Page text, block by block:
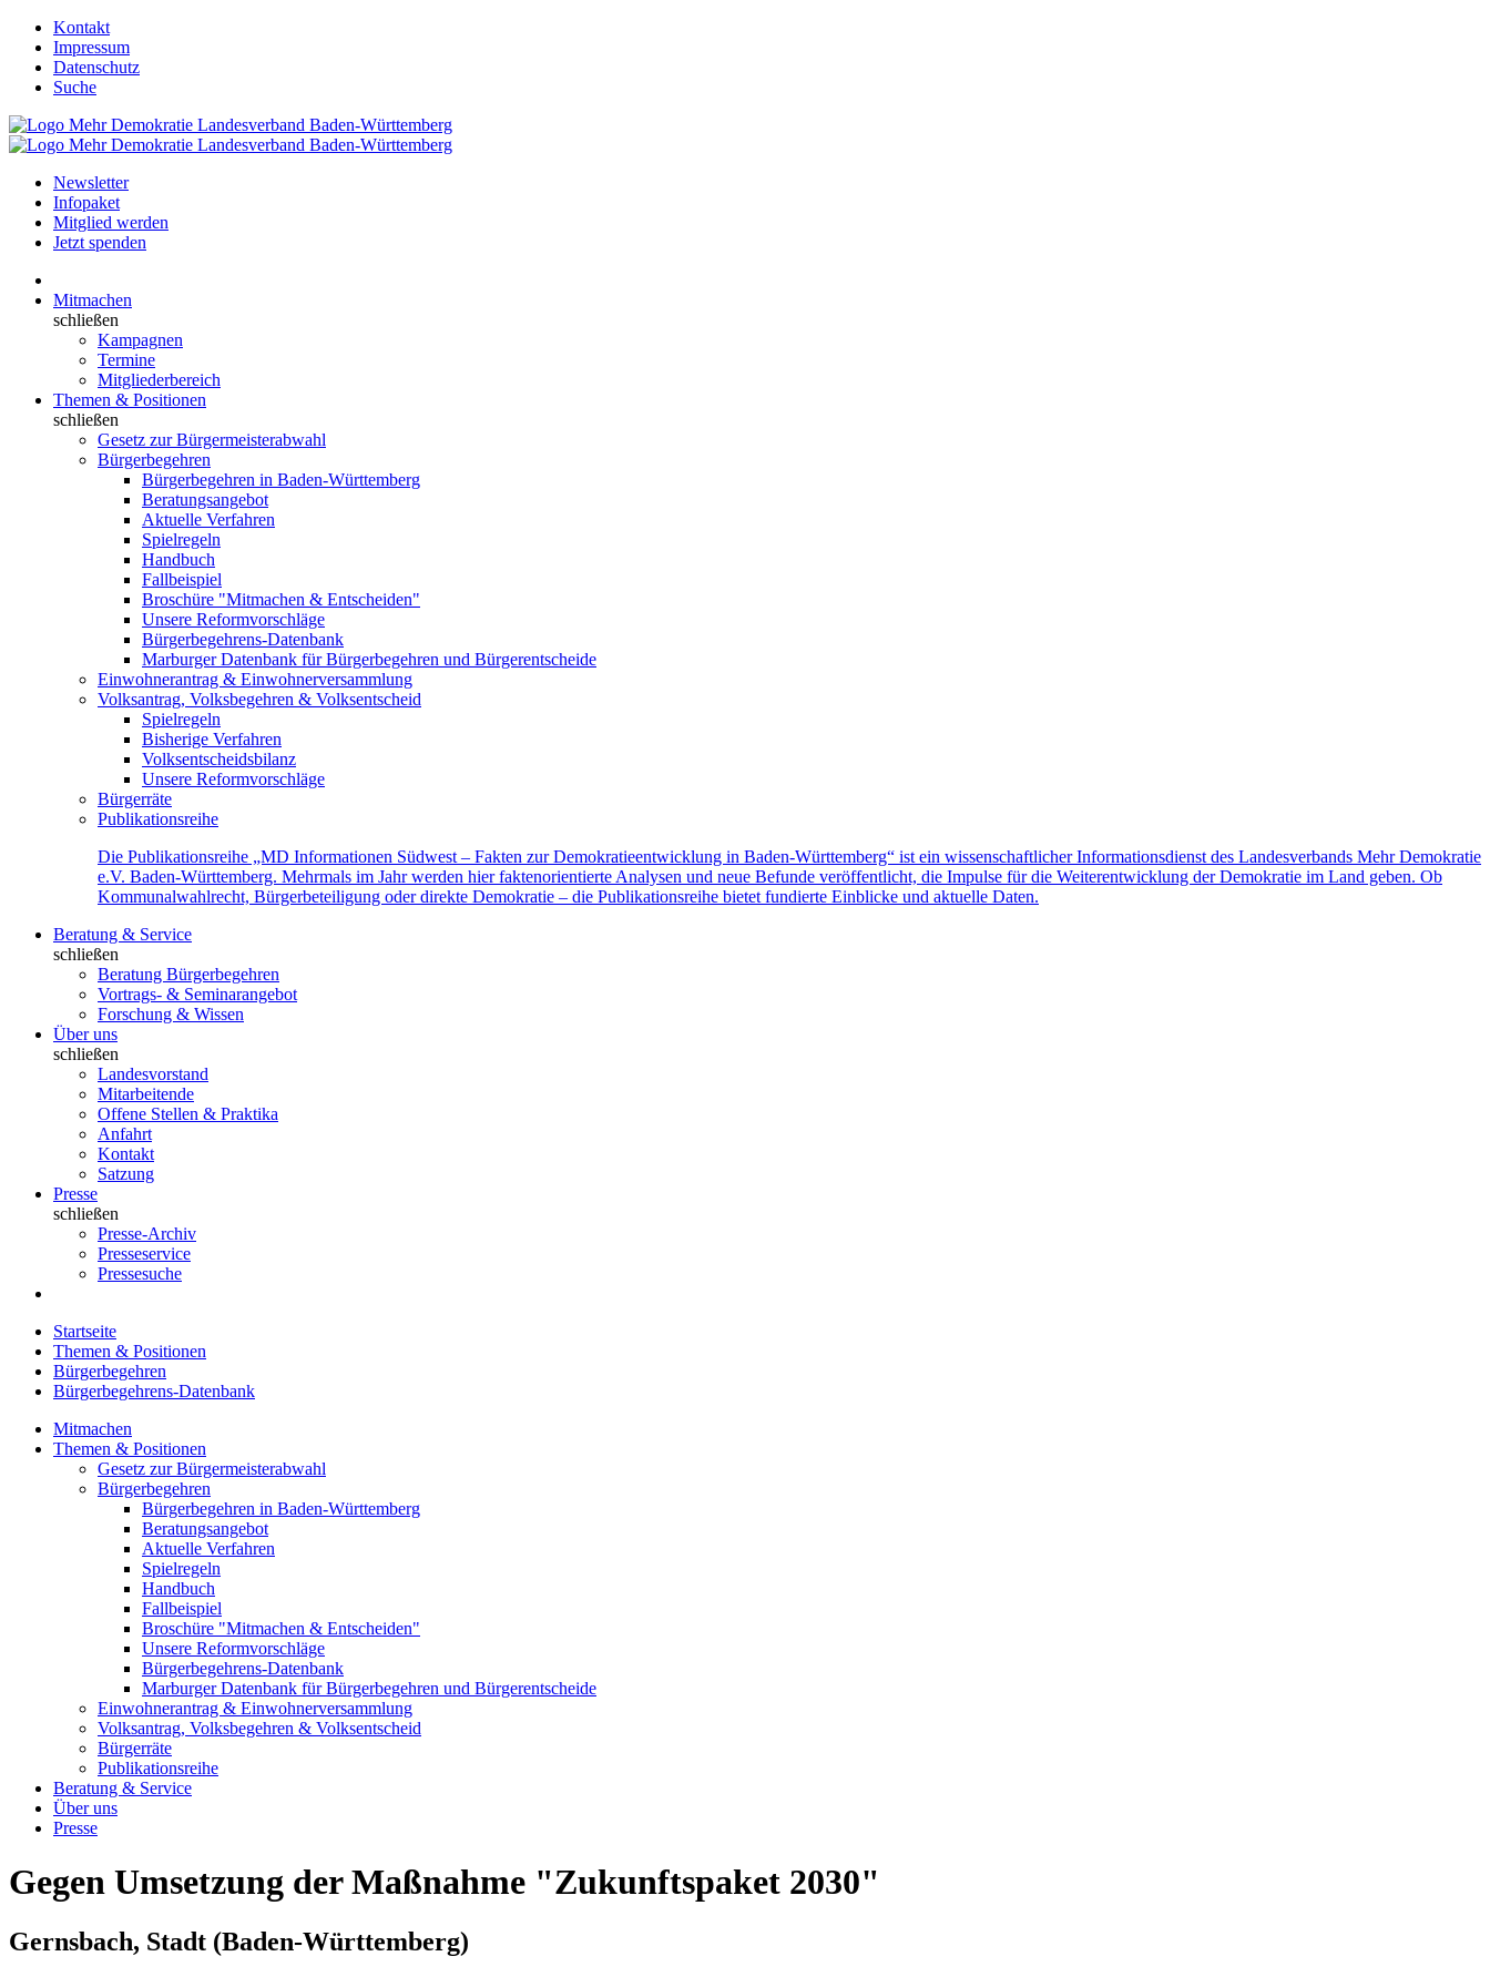
Kontakt
Impressum
Datenschutz
Suche
Newsletter
Infopaket
Mitglied werden
Jetzt spenden
Mitmachen
schließen
Kampagnen
Termine
Mitgliederbereich
Themen & Positionen
schließen
Gesetz zur Bürgermeisterabwahl
Bürgerbegehren
Bürgerbegehren in Baden-Württemberg
Beratungsangebot
Aktuelle Verfahren
Spielregeln
Handbuch
Fallbeispiel
Broschüre "Mitmachen & Entscheiden"
Unsere Reformvorschläge
Bürgerbegehrens-Datenbank
Marburger Datenbank für Bürgerbegehren und Bürgerentscheide
Einwohnerantrag & Einwohnerversammlung
Volksantrag, Volksbegehren & Volksentscheid
Spielregeln
Bisherige Verfahren
Volksentscheidsbilanz
Unsere Reformvorschläge
Bürgerräte
Publikationsreihe
Die Publikationsreihe „MD Informationen Südwest – Fakten zur Demokratieentwicklung in Baden-Württemberg“ ist ein wissenschaftlicher Informationsdienst des Landesverbands Mehr Demokratie
e.V. Baden-Württemberg. Mehrmals im Jahr werden hier faktenorientierte Analysen und neue Befunde veröffentlicht, die Impulse für die Weiterentwicklung der Demokratie im Land geben. Ob
Kommunalwahlrecht, Bürgerbeteiligung oder direkte Demokratie – die Publikationsreihe bietet fundierte Einblicke und aktuelle Daten.
Beratung & Service
schließen
Beratung Bürgerbegehren
Vortrags- & Seminarangebot
Forschung & Wissen
Über uns
schließen
Landesvorstand
Mitarbeitende
Offene Stellen & Praktika
Anfahrt
Kontakt
Satzung
Presse
schließen
Presse-Archiv
Presseservice
Pressesuche
Startseite
Themen & Positionen
Bürgerbegehren
Bürgerbegehrens-Datenbank
Mitmachen
Themen & Positionen
Gesetz zur Bürgermeisterabwahl
Bürgerbegehren
Bürgerbegehren in Baden-Württemberg
Beratungsangebot
Aktuelle Verfahren
Spielregeln
Handbuch
Fallbeispiel
Broschüre "Mitmachen & Entscheiden"
Unsere Reformvorschläge
Bürgerbegehrens-Datenbank
Marburger Datenbank für Bürgerbegehren und Bürgerentscheide
Einwohnerantrag & Einwohnerversammlung
Volksantrag, Volksbegehren & Volksentscheid
Bürgerräte
Publikationsreihe
Beratung & Service
Über uns
Presse
Gegen Umsetzung der Maßnahme "Zukunftspaket 2030"
Gernsbach, Stadt (Baden-Württemberg)